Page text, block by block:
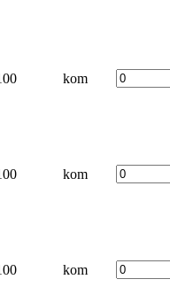
kom
kom
kom